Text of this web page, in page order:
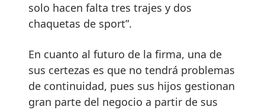
solo hacen falta tres trajes y dos
chaquetas de sport”.
En cuanto al futuro de la firma, una de
sus certezas es que no tendrá problemas
de continuidad, pues sus hijos gestionan
gran parte del negocio a partir de sus